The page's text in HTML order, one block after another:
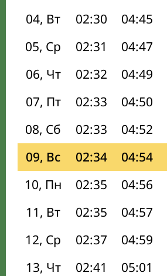
04, Вт
02:30 04:45
05, Ср
02:31 04:47
06, Чт
02:32 04:49
07, Пт
02:33 04:50
08, Сб
02:33 04:52
09, Вс
02:34 04:54
10, Пн
02:35 04:56
11, Вт
02:35 04:57
12, Ср
02:37 04:59
13, Чт
02:41 05:01